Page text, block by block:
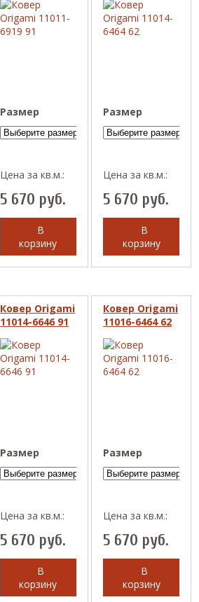
Размер
Цена за кв.м.:
5 670 руб.
В
корзину
Размер
Цена за кв.м.:
5 670 руб.
В
корзину
Ковер Origami
11014-6646 91
Размер
Цена за кв.м.:
5 670 руб.
В
корзину
Ковер Origami
11016-6464 62
Размер
Цена за кв.м.:
5 670 руб.
В
корзину